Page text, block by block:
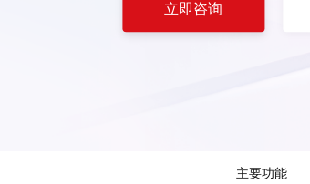
立即咨询
主要功能